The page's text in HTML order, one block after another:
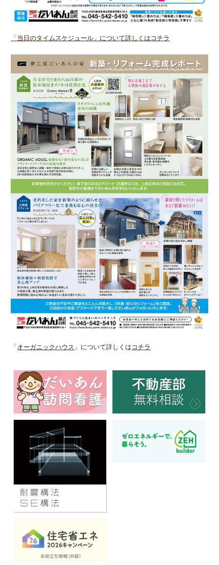
「当日のタイムスケジュール」について詳しくはコチラ
「 オーガニックハウス 」について詳しくは コチラ